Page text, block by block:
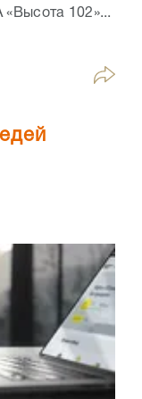
102»...